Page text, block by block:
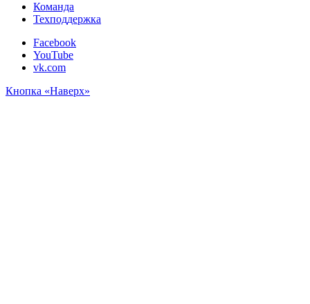
Команда
Техподдержка
Facebook
YouTube
vk.com
Кнопка «Наверх»